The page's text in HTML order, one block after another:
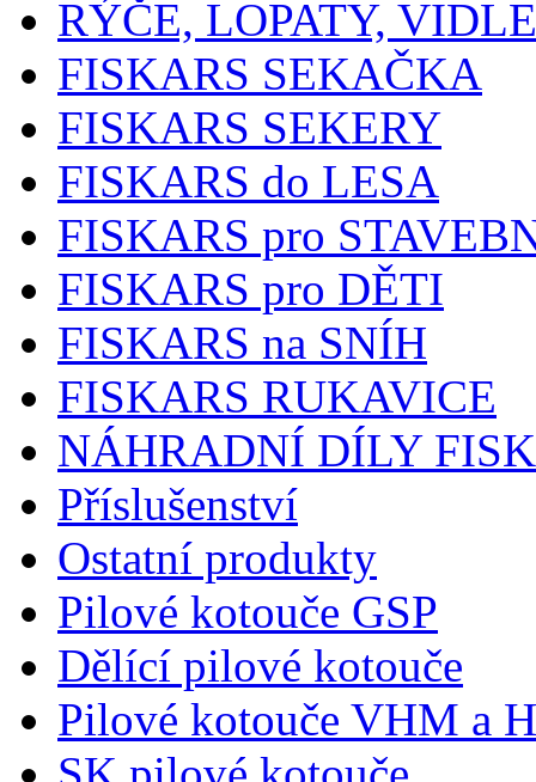
RÝČE, LOPATY, VIDLE
FISKARS SEKAČKA
FISKARS SEKERY
FISKARS do LESA
FISKARS pro
FISKARS pro DĚTI
FISKARS na SNÍH
FISKARS RUKAVICE
NÁHRADNÍ DÍLY
Příslušenství
Ostatní produkty
Pilové kotouče GSP
Dělící pilové kotouče
Pilové kotouče VHM a